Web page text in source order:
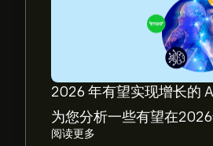
2026 年有望实现增长的
为您分析一些有望在
阅读更多